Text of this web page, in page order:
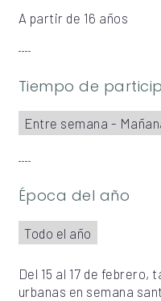
A partir de 16 años
Tiempo de
Entre semana -
Época del año
Todo el año
Del 15 al 17 de febrero,
urbanas en semana